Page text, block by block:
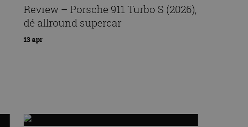
Review – Porsche 911 Turbo S (2026),
dé allround supercar
13 apr